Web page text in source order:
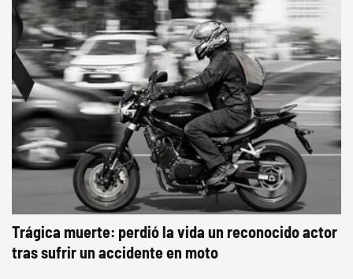
Trágica muerte: perdió la vida un reconocido actor
tras sufrir un accidente en moto